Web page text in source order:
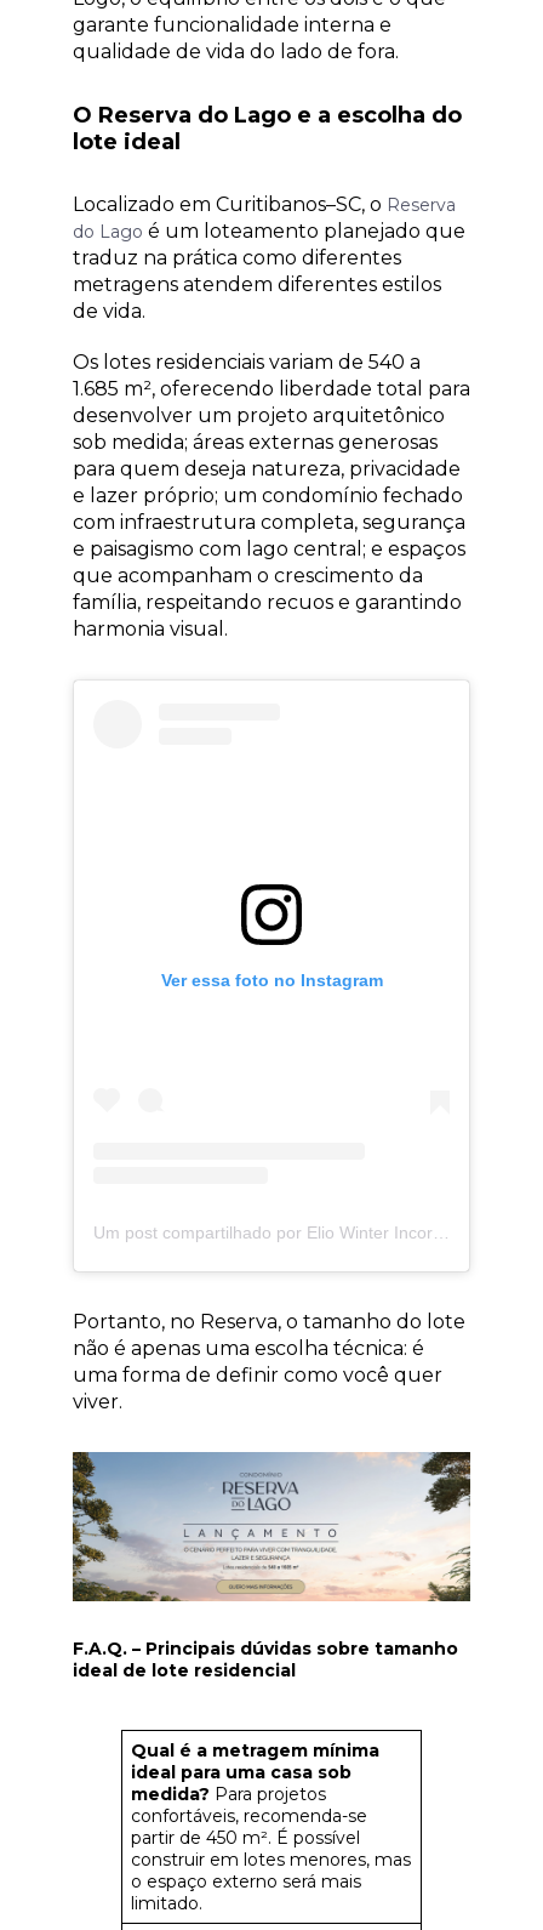
garante funcionalidade interna e
qualidade de vida do lado de fora.
O Reserva do Lago e a escolha do
lote ideal
Localizado em Curitibanos–SC, o Reserva
do Lago é um loteamento planejado que
traduz na prática como diferentes
metragens atendem diferentes estilos
de vida.
Os lotes residenciais variam de 540 a
1.685 m², oferecendo liberdade total para
desenvolver um projeto arquitetônico
sob medida; áreas externas generosas
para quem deseja natureza, privacidade
e lazer próprio; um condomínio fechado
com infraestrutura completa, segurança
e paisagismo com lago central; e espaços
que acompanham o crescimento da
família, respeitando recuos e garantindo
harmonia visual.
Ver essa foto no Instagram
Portanto, no Reserva, o tamanho do lote
não é apenas uma escolha técnica: é
uma forma de definir como você quer
viver.
F.A.Q. – Principais dúvidas sobre tamanho
ideal de lote residencial
Qual é a metragem mínima
ideal para uma casa sob
medida? Para projetos
confortáveis, recomenda-se
partir de 450 m². É possível
construir em lotes menores, mas
o espaço externo será mais
limitado.